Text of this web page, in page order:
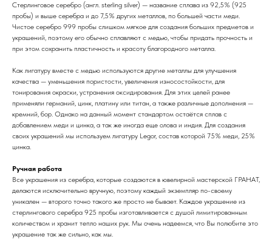
Стерлинговое серебро (англ. sterling silver) — название сплава из 92,5% (925
пробы) и выше серебра и до 7,5% других металлов, по большей части меди.
Чистое серебро 999 пробы слишком мягкое для создания больших предметов и
украшений, поэтому его обычно сплавляют с медью, чтобы придать прочность и
при этом сохранить пластичность и красоту благородного металла.
Как лигатуру вместе с медью используются другие металлы для улучшения
качества — уменьшения пористости, увеличения износостойкости, для
тонирования окраски, устранения оксидирования. Для этих целей ранее
применяли германий, цинк, платину или титан, а также различные дополнения —
кремний, бор. Однако на данный момент стандартом остаётся сплав с
добавлением меди и цинка, а так же иногда еще олова и индия. Для создания
своих украшений мы используем лигатуру Legor, состав которой 75% меди, 25%
цинка.
Ручная работа
Все украшения из серебра, которые создаются в ювелирной мастерской ГРАНАТ,
делаются исключительно вручную, поэтому каждый экземпляр по-своему
уникален — второго точно такого же просто не бывает. Каждое украшение из
стерлингового серебра 925 пробы изготавливается с душой лимитированным
количеством и хранит тепло наших рук. Мы очень надеемся, что Вы полюбите это
украшение так же сильно, как мы.